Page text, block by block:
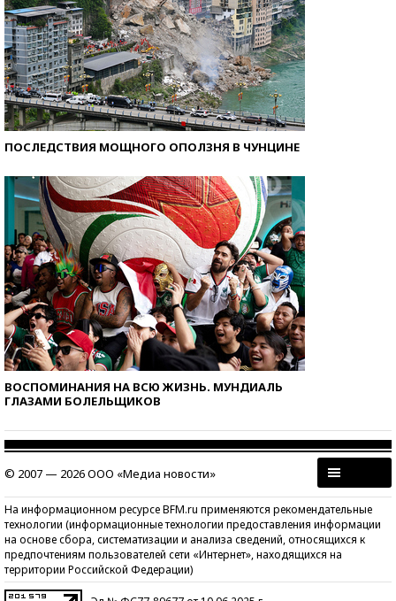
ПОСЛЕДСТВИЯ МОЩНОГО ОПОЛЗНЯ В ЧУНЦИНЕ
ВОСПОМИНАНИЯ НА ВСЮ ЖИЗНЬ. МУНДИАЛЬ
ГЛАЗАМИ БОЛЕЛЬЩИКОВ
© 2007 — 2026 ООО «Медиа новости»
На информационном ресурсе BFM.ru применяются рекомендательные
технологии (информационные технологии предоставления информации
на основе сбора, систематизации и анализа сведений, относящихся к
предпочтениям пользователей сети «Интернет», находящихся на
территории Российской Федерации)